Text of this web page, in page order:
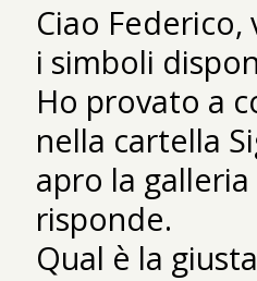
Ciao
i simboli
Ho provato a
nella cartella
apro la
risponde.
Qual è la